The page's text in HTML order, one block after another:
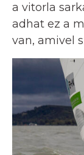
a vitorla
adhat ez a
van, amivel